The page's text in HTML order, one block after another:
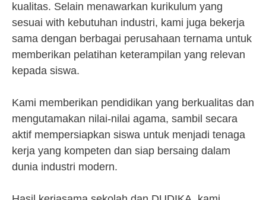
kualitas. Selain menawarkan kurikulum yang
sesuai with kebutuhan industri, kami juga bekerja
sama dengan berbagai perusahaan ternama untuk
memberikan pelatihan keterampilan yang relevan
kepada siswa.
Kami memberikan pendidikan yang berkualitas dan
mengutamakan nilai-nilai agama, sambil secara
aktif mempersiapkan siswa untuk menjadi tenaga
kerja yang kompeten dan siap bersaing dalam
dunia industri modern.